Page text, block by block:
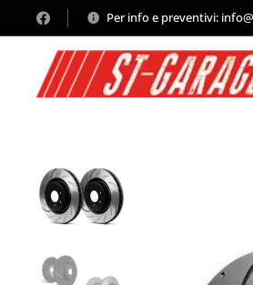
Per info e preventivi: